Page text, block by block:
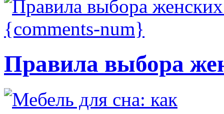
{comments-num}
Правила выбора